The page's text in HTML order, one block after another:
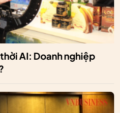
AI: Doanh nghiệp